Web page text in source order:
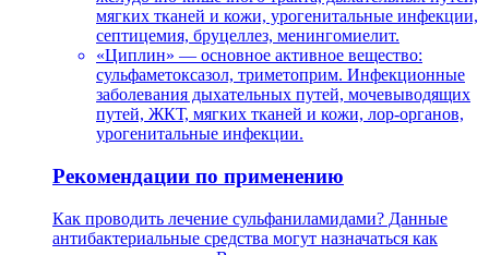
мягких тканей и кожи, урогенитальные инфекции,
септицемия, бруцеллез, менингомиелит.
«Циплин» — основное активное вещество:
сульфаметоксазол, триметоприм. Инфекционные
заболевания дыхательных путей, мочевыводящих
путей, ЖКТ, мягких тканей и кожи, лор-органов,
урогенитальные инфекции.
Рекомендации по применению
Как проводить лечение сульфаниламидами? Данные
антибактериальные средства могут назначаться как